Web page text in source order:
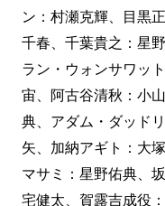
ン：村瀬克輝、目黒
千春、千葉貴之：星
ラン・ウォンサワッ
宙、阿古谷清秋：小
典、アダム・ダッド
矢、加納アギト：大
マサミ：星野佑典、
宅健太、賀露吉成役